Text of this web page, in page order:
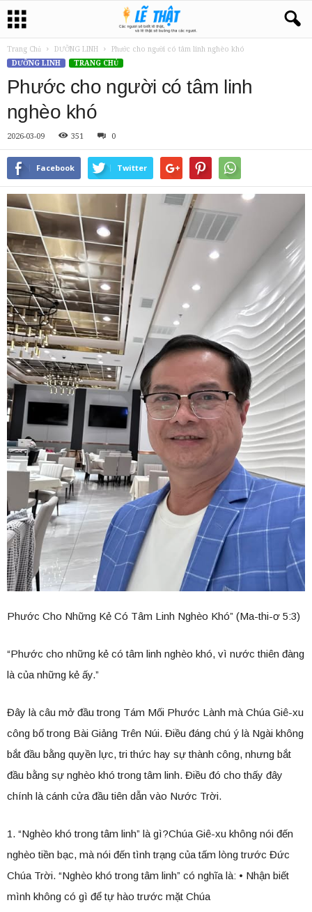
Trang Chủ DƯỠNG LINH
Phước cho người có tâm linh nghèo khó
DƯỠNG LINH
TRANG CHỦ
Phước cho người có tâm linh
nghèo khó
2026-03-09 351 0
Facebook Twitter
Phước Cho Những Kẻ Có Tâm Linh Nghèo Khó” (Ma-thi-ơ 5:3)
“Phước cho những kẻ có tâm linh nghèo khó, vì nước thiên đàng
là của những kẻ ấy.”
Đây là câu mở đầu trong Tám Mối Phước Lành mà Chúa Giê-xu
công bố trong Bài Giảng Trên Núi. Điều đáng chú ý là Ngài không
bắt đầu bằng quyền lực, tri thức hay sự thành công, nhưng bắt
đầu bằng sự nghèo khó trong tâm linh. Điều đó cho thấy đây
chính là cánh cửa đầu tiên dẫn vào Nước Trời.
1. “Nghèo khó trong tâm linh” là gì?Chúa Giê-xu không nói đến
nghèo tiền bạc, mà nói đến tình trạng của tấm lòng trước Đức
Chúa Trời. “Nghèo khó trong tâm linh” có nghĩa là: • Nhận biết
mình không có gì để tự hào trước mặt Chúa